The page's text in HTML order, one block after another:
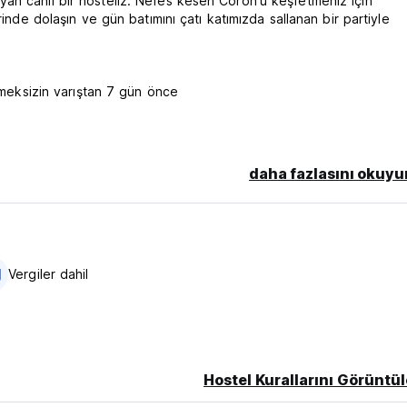
dolaşın ve gün batımını çatı katımızda sallanan bir partiyle
varıştan 7 gün önce
hizmet bedeli misafire aittir)
- 16:00 saatleri arasında KAPALI hale getirilmektedir.
1 kişi
original language)
daha fazlasını
Vergiler dahil
Hostel Kurallarını